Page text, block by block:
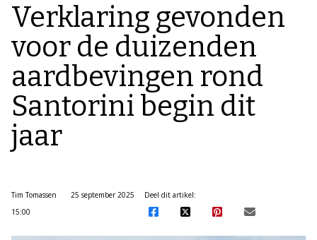
Verklaring gevonden
voor de duizenden
aardbevingen rond
Santorini begin dit
jaar
Tim Tomassen
25 september 2025
15:00
Deel dit artikel: